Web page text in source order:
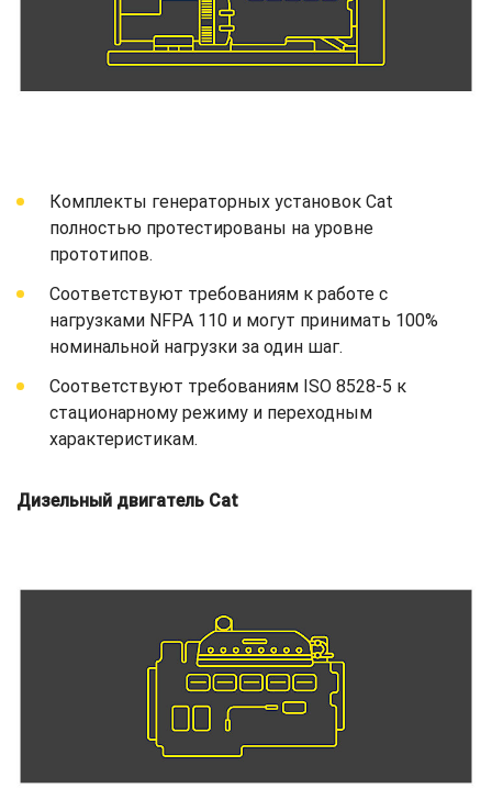
Комплекты генераторных установок Cat
полностью протестированы на уровне
прототипов.
Соответствуют требованиям к работе с
нагрузками NFPA 110 и могут принимать 100%
номинальной нагрузки за один шаг.
Соответствуют требованиям ISO 8528-5 к
стационарному режиму и переходным
характеристикам.
Дизельный двигатель Cat